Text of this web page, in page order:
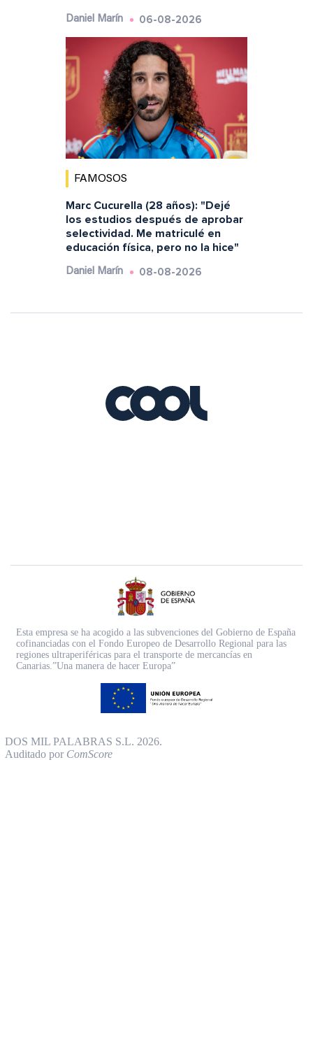
Daniel Marín 06-08-2026
FAMOSOS
Marc Cucurella (28 años): "Dejé
los estudios después de aprobar
selectividad. Me matriculé en
educación física, pero no la hice"
Daniel Marín 08-08-2026
Esta empresa se ha acogido a las subvenciones del Gobierno de España
cofinanciadas con el Fondo Europeo de Desarrollo Regional para las
regiones ultraperiféricas para el transporte de mercancías en
Canarias.”Una manera de hacer Europa”
DOS MIL PALABRAS S.L. 2026.
Auditado por ComScore